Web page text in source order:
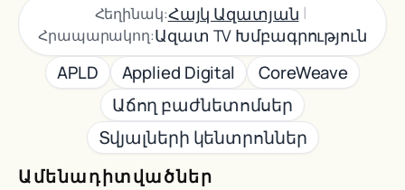
Ամենադիտվածներ
Հեղինակ:Հայկ Ազատյան |
Հրապարակող:Ազատ TV Խմբագրություն
APLD Applied Digital
CoreWeave
Աճող բաժնետոմսեր
Տվյալների կենտրոններ